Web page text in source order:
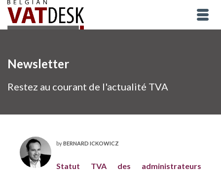
Newsletter
Restez au courant de l'actualité TVA
byBERNARD ICKOWICZ
Statut TVA des administrateurs